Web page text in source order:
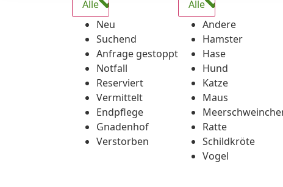
Alle
Neu
Suchend
Anfrage gestoppt
Notfall
Reserviert
Vermittelt
Endpflege
Gnadenhof
Verstorben
Alle
Andere
Hamster
Hase
Hund
Katze
Maus
Ratte
Schildkröte
Vogel